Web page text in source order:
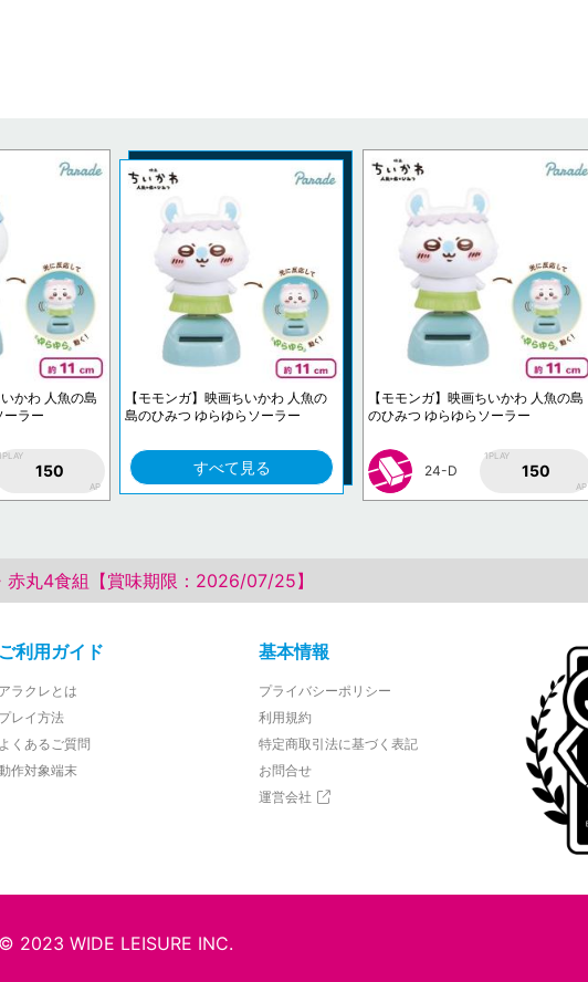
かわ 人魚の島
ーラー
150
AP
【モモンガ】映画ちいかわ 人魚の
島のひみつ ゆらゆらソーラー
すべて見る
【モモンガ】映画ちいかわ 人魚の島
のひみつ ゆらゆらソーラー
24-D
1PLAY
150
AP
赤丸4食組【賞味期限：2026/07/25】
ご利用ガイド
アラクレとは
プレイ方法
よくあるご質問
作対象端末
基本情報
プライバシーポリシー
利用規約
特定商取引法に基づく表記
お問合せ
運営会社
© 2023 WIDE LEISURE INC.